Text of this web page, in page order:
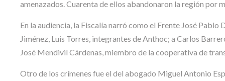
amenazados. Cuarenta de ellos abandonaron la región por
En la audiencia, la Fiscalía narró como el Frente José
Jiménez, Luis Torres, integrantes de Anthoc; a Carlos
José Mendivil Cárdenas, miembro de la cooperativa de
Otro de los crímenes fue el del abogado Miguel Antonio